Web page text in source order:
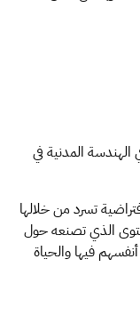
الهندسة المدنية في
تسرد من خلالها
الذي تصنعه حول
فيها والحياة